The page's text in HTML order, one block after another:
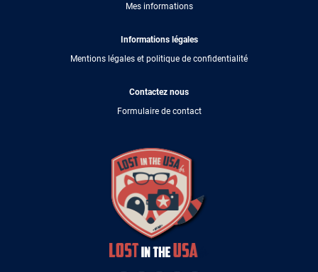
Mes informations
Informations légales
Mentions légales et politique de confidentialité
Contactez nous
Formulaire de contact